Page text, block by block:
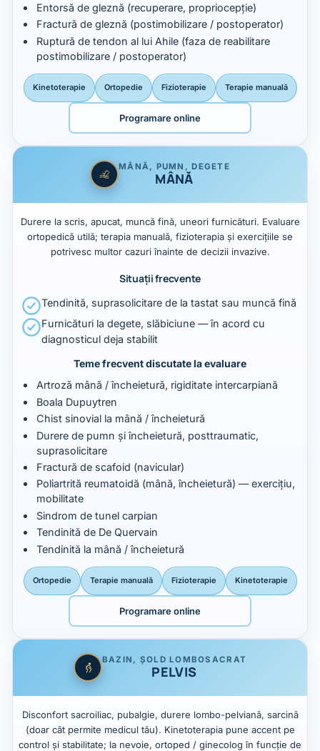
Entorsă de gleznă (recuperare, propriocepție)
Fractură de gleznă (postimobilizare / postoperator)
Ruptură de tendon al lui Ahile (faza de reabilitare
postimobilizare / postoperator)
Kinetoterapie Ortopedie Fizioterapie Terapie manuală
Programare online
MÂNĂ, PUMN, DEGETE
MÂNĂ
Durere la scris, apucat, muncă fină, uneori furnicături. Evaluare
ortopedică utilă; terapia manuală, fizioterapia și exercițiile se
potrivesc multor cazuri înainte de decizii invazive.
Situații frecvente
Tendinită, suprasolicitare de la tastat sau muncă fină
Furnicături la degete, slăbiciune — în acord cu
diagnosticul deja stabilit
Teme frecvent discutate la evaluare
Artroză mână / încheietură, rigiditate intercarpiană
Boala Dupuytren
Chist sinovial la mână / încheietură
Durere de pumn și încheietură, posttraumatic,
suprasolicitare
Fractură de scafoid (navicular)
Poliartrită reumatoidă (mână, încheietură) — exercițiu,
mobilitate
Sindrom de tunel carpian
Tendinită de De Quervain
Tendinită la mână / încheietură
Ortopedie Terapie manuală Fizioterapie Kinetoterapie
Programare online
BAZIN, ȘOLD LOMBOSACRAT
PELVIS
Disconfort sacroiliac, pubalgie, durere lombo-pelviană, sarcină
(doar cât permite medicul tău). Kinetoterapia pune accent pe
control și stabilitate; la nevoie, ortoped / ginecolog în funcție de